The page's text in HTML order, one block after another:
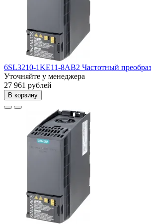
6SL3210-1KE11-8AB2 Частотный
Уточняйте у менеджера
27 961 рублей
В корзину